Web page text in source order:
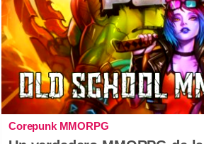
Corepunk MMORPG